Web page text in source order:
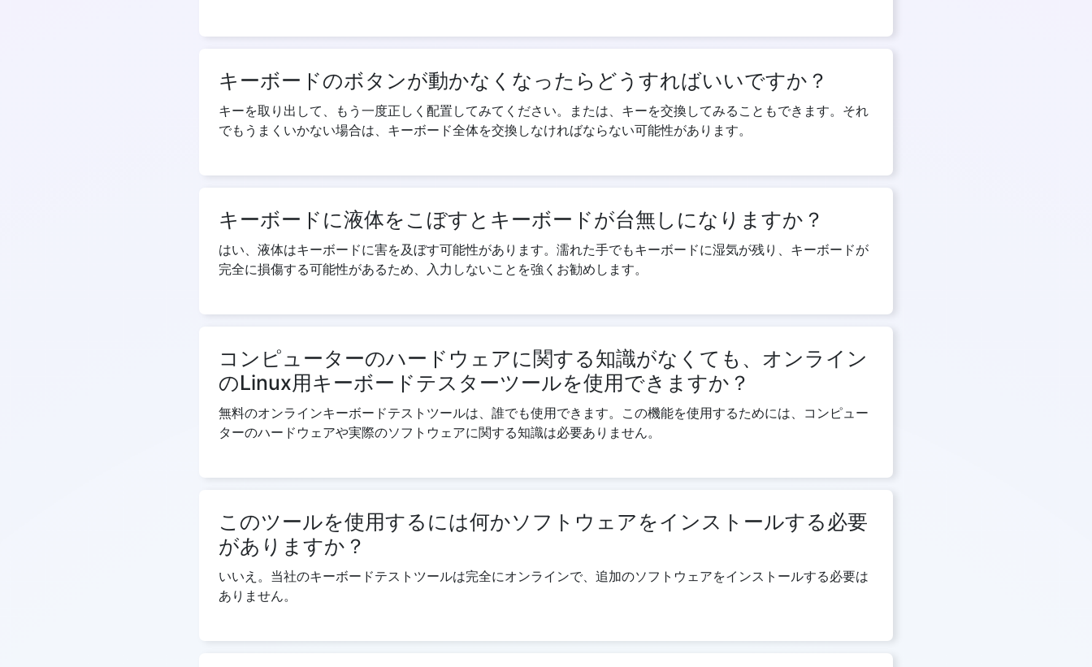
キーボードのボタンが動かなくなったらどうすればいいですか？
キーを取り出して、もう一度正しく配置してみてください。または、キーを交換してみることもできます。それ
でもうまくいかない場合は、キーボード全体を交換しなければならない可能性があります。
キーボードに液体をこぼすとキーボードが台無しになりますか？
はい、液体はキーボードに害を及ぼす可能性があります。濡れた手でもキーボードに湿気が残り、キーボードが
完全に損傷する可能性があるため、入力しないことを強くお勧めします。
コンピューターのハードウェアに関する知識がなくても、オンライン
のLinux用キーボードテスターツールを使用できますか？
無料のオンラインキーボードテストツールは、誰でも使用できます。この機能を使用するためには、コンピュー
ターのハードウェアや実際のソフトウェアに関する知識は必要ありません。
このツールを使用するには何かソフトウェアをインストールする必要
がありますか？
いいえ。当社のキーボードテストツールは完全にオンラインで、追加のソフトウェアをインストールする必要は
ありません。